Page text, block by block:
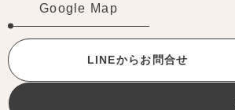
Google Map
LINEからお問合せ